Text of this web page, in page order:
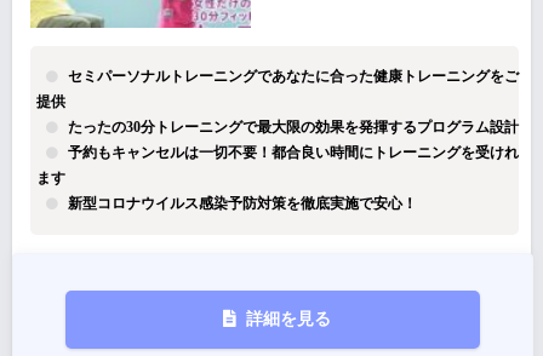
セミパーソナルトレーニングであなたに合った健康トレーニングをご
提供
たったの30分トレーニングで最大限の効果を発揮するプログラム設計
予約もキャンセルは一切不要！都合良い時間にトレーニングを受けれ
ます
新型コロナウイルス感染予防対策を徹底実施で安心！
詳細を見る